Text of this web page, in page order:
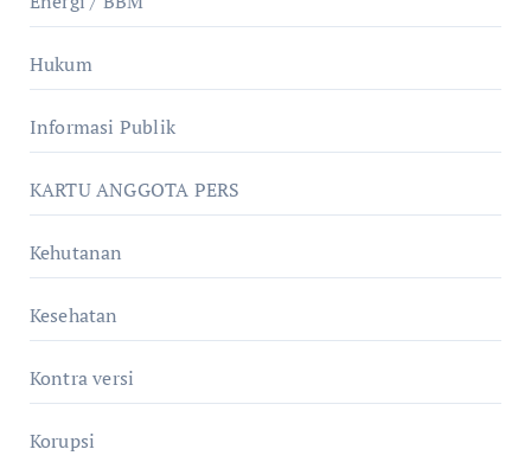
Hukum
Informasi Publik
KARTU ANGGOTA PERS
Kehutanan
Kesehatan
Kontra versi
Korupsi